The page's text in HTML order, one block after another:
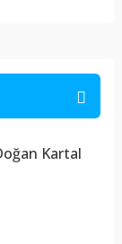
Kartal